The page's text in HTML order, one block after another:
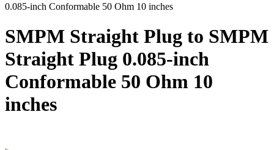
0.085-inch Conformable 50 Ohm 10 inches
SMPM Straight Plug to SMPM
Straight Plug 0.085-inch
Conformable 50 Ohm 10
inches